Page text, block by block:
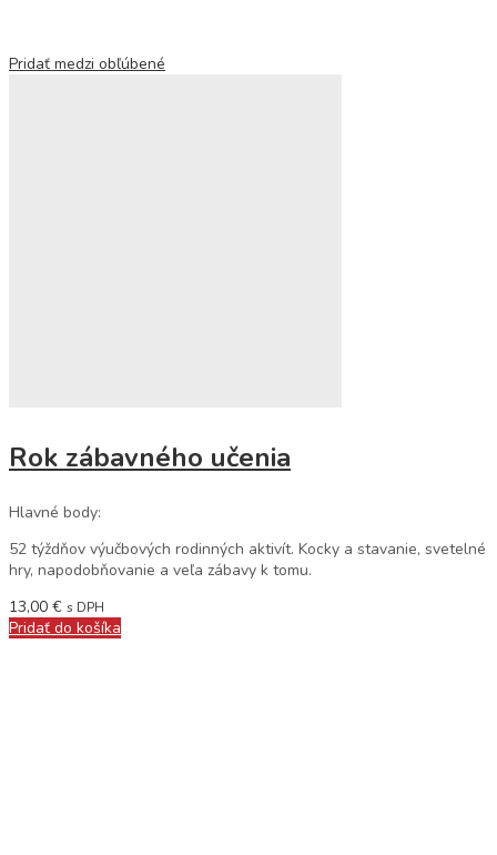
Pridať medzi obľúbené
Rok zábavného učenia
Hlavné body:
52 týždňov výučbových rodinných aktivít. Kocky a stavanie, svetelné
hry, napodobňovanie a veľa zábavy k tomu.
13,00 € s DPH
Pridať do košíka